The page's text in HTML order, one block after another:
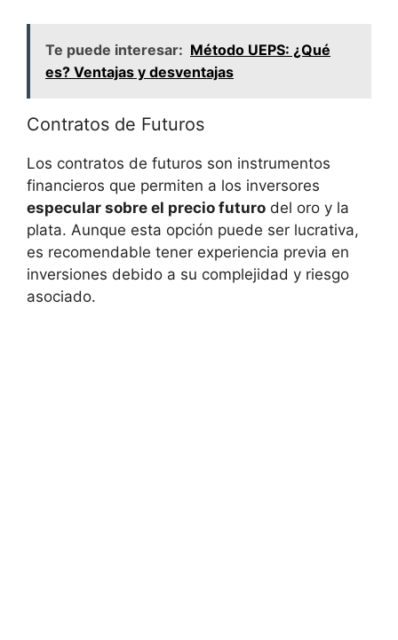
Te puede interesar: Método UEPS: ¿Qué
es? Ventajas y desventajas
Contratos de Futuros
Los contratos de futuros son instrumentos
financieros que permiten a los inversores
especular sobre el precio futuro del oro​ y la
plata. Aunque esta opción puede⁤ ser⁤ lucrativa,
es recomendable tener experiencia previa en
⁢inversiones debido‌ a su complejidad​ y riesgo
asociado.